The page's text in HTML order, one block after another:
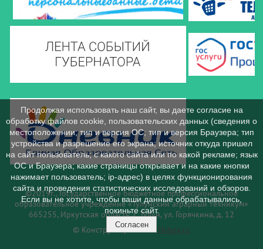
©2019г., Государственное бюджетное профессиональное
образовательное учреждение «Тулунский аграрный техникум»
665255, Иркутская область, г. Тулун, ул. Горячкина, д. 12
© Конструктор сайтов Nubex.ru
Продолжая использовать наш сайт, вы даете согласие на
обработку файлов cookie, пользовательских данных (сведения о
местоположении; тип и версия ОС; тип и версия Браузера; тип
устройства и разрешение его экрана; источник откуда пришел
на сайт пользователь; с какого сайта или по какой рекламе; язык
ОС и Браузера; какие страницы открывает и на какие кнопки
нажимает пользователь; ip-адрес) в целях функционирования
сайта и проведения статистических исследований и обзоров.
Если вы не хотите, чтобы ваши данные обрабатывались,
покиньте сайт.
Согласен